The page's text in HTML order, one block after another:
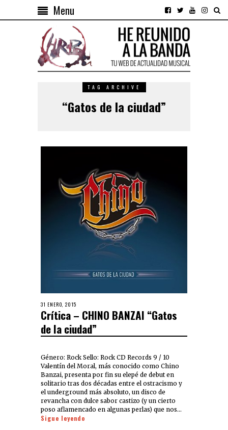
Menu
TAG ARCHIVE
“Gatos de la ciudad”
31 ENERO, 2015
Crítica – CHINO BANZAI “Gatos
de la ciudad”
Género: Rock Sello: Rock CD Records 9 / 10
Valentín del Moral, más conocido como Chino
Banzai, presenta por fin su elepé de debut en
solitario tras dos décadas entre el ostracismo y
el underground más absoluto, un disco de
revancha con dulce sabor castizo (y un cierto
poso aflamencado en algunas perlas) que nos…
Sigue leyendo